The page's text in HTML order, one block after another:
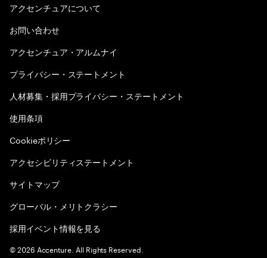
アクセンチュアについて
お問い合わせ
アクセンチュア・アルムナイ
プライバシー・ステートメント
人材募集・採用プライバシー・ステートメント
使用条項
Cookieポリシー
アクセシビリティステートメント
サイトマップ
グローバル・メリトクラシー
採用イベント情報を見る
©2026 Accenture. All Rights Reserved.